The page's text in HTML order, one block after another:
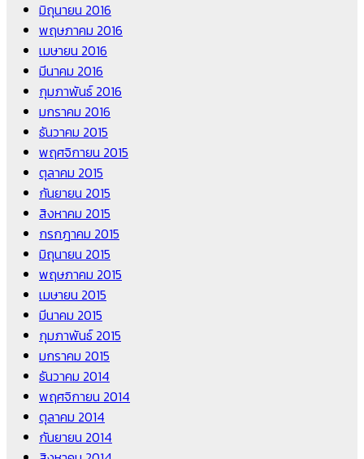
มิถุนายน 2016
พฤษภาคม 2016
เมษายน 2016
มีนาคม 2016
กุมภาพันธ์ 2016
มกราคม 2016
ธันวาคม 2015
พฤศจิกายน 2015
ตุลาคม 2015
กันยายน 2015
สิงหาคม 2015
กรกฎาคม 2015
มิถุนายน 2015
พฤษภาคม 2015
เมษายน 2015
มีนาคม 2015
กุมภาพันธ์ 2015
มกราคม 2015
ธันวาคม 2014
พฤศจิกายน 2014
ตุลาคม 2014
กันยายน 2014